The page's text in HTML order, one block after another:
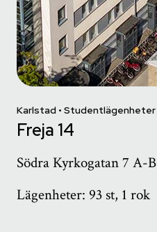
Karlstad • Studentlägenheter
Freja 14
Södra Kyrkogatan 7 A-B
Lägenheter: 93 st, 1 rok